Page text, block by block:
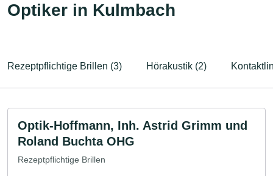
Optiker in Kulmbach
Rezeptpflichtige Brillen (3) Hörakustik (2)
Optik-Hoffmann, Inh. Astrid Grimm und
Roland Buchta OHG
Rezeptpflichtige Brillen